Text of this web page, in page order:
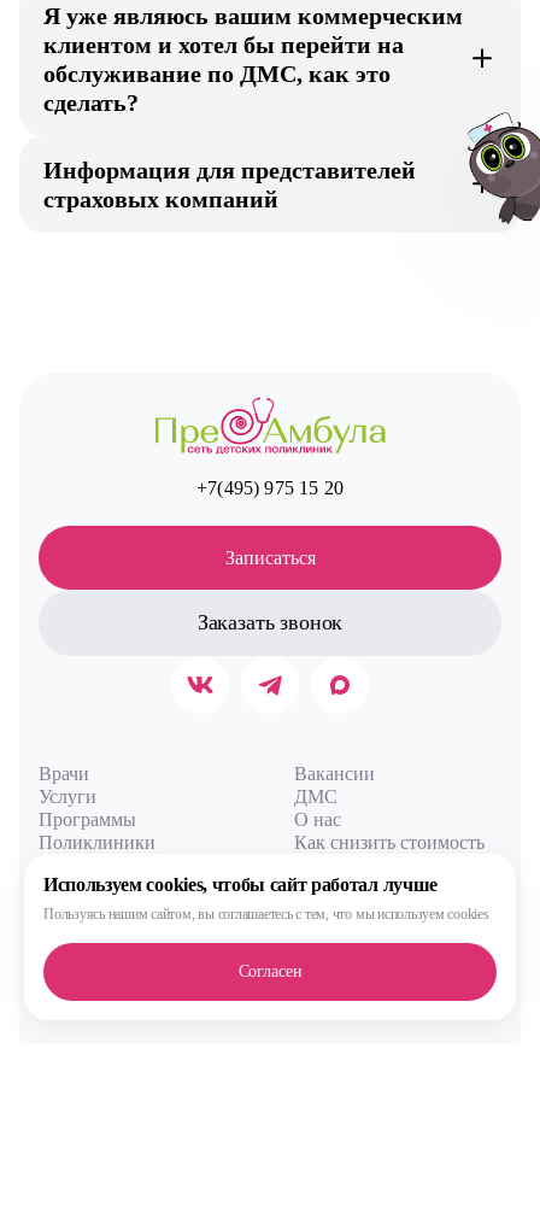
Я уже являюсь вашим коммерческим
клиентом и хотел бы перейти на
обслуживание по ДМС, как это
сделать?
Информация для представителей
страховых компаний
+7(495) 975 15 20
Записаться
Заказать звонок
Врачи
Услуги
Программы
Поликлиники
Цены
Практика
Вакансии
ДМС
О нас
Как снизить стоимость
Используем cookies, чтобы сайт работал лучше
Пользуясь нашим сайтом,вы соглашаетесь с тем, что мы используем cookies
Согласен